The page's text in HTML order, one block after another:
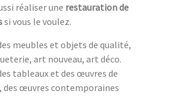
réaliser une restauration de
si vous le voulez.
meubles et objets de qualité,
art nouveau, art déco.
tableaux et des œuvres de
des œuvres contemporaines